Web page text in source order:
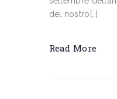
del nostro[…]
Read More